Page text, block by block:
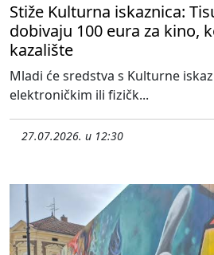
Stiže Kulturna iskaznica:
dobivaju 100 eura za kino,
kazalište
Mladi će sredstva s Kulturne
elektroničkim ili fizičk...
27.07.2026. u 12:30